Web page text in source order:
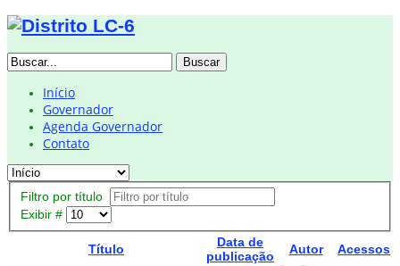
Buscar
Início
Governador
Agenda Governador
Contato
Filtro por título
Exibir #
Título
Data de
publicação
Autor Acessos